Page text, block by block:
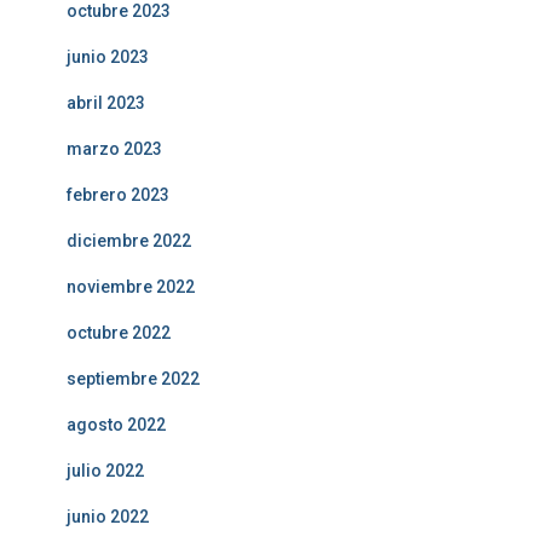
octubre 2023
junio 2023
abril 2023
marzo 2023
febrero 2023
diciembre 2022
noviembre 2022
octubre 2022
septiembre 2022
agosto 2022
julio 2022
junio 2022